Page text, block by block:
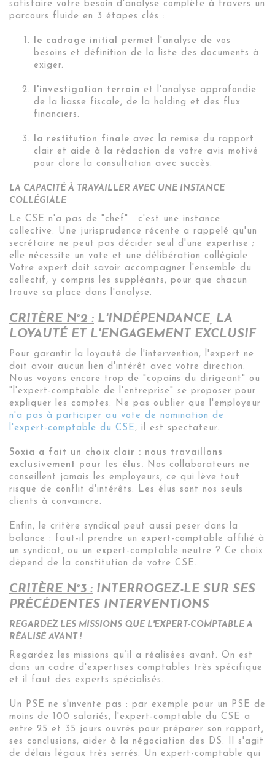
satisfaire votre besoin d'analyse complète à travers un
parcours fluide en 3 étapes clés :
le cadrage initial permet l'analyse de vos
besoins et définition de la liste des documents à
exiger.
l'investigation terrain et l'analyse approfondie
de la liasse fiscale, de la holding et des flux
financiers.
la restitution finale avec la remise du rapport
clair et aide à la rédaction de votre avis motivé
pour clore la consultation avec succès.
LA CAPACITÉ À TRAVAILLER AVEC UNE INSTANCE
COLLÉGIALE
Le CSE n'a pas de "chef" : c'est une instance
collective . Une jurisprudence récente a rappelé qu'un
secrétaire ne peut pas décider seul d'une expertise ;
elle nécessite un vote et une délibération collégiale .
Votre expert doit savoir accompagner l'ensemble du
collectif, y compris les suppléants, pour que chacun
trouve sa place dans l'analyse .
CRITÈRE N°2 : L'INDÉPENDANCE, LA
LOYAUTÉ ET L'ENGAGEMENT EXCLUSIF
Pour garantir la loyauté de l'intervention, l'expert ne
doit avoir aucun lien d'intérêt avec votre direction.
Nous voyons encore trop de "copains du dirigeant" ou
"l'expert-comptable de l'entreprise" se proposer pour
expliquer les comptes. Ne pas oublier que l'employeur
n'a pas à participer au vote de nomination de
l'expert-comptable du CSE , il est spectateur.
Soxia a fait un choix clair : nous travaillons
exclusivement pour les élus. Nos collaborateurs ne
conseillent jamais les employeurs, ce qui lève tout
risque de conflit d'intérêts. Les élus sont nos seuls
clients à convaincre.
Enfin, le critère syndical peut aussi peser dans la
balance : faut-il prendre un expert-comptable affilié à
un syndicat, ou un expert-comptable neutre ? Ce choix
dépend de la constitution de votre CSE.
CRITÈRE N°3 : INTERROGEZ-LE SUR SES
PRÉCÉDENTES INTERVENTIONS
REGARDEZ LES MISSIONS QUE L'EXPERT-COMPTABLE A
RÉALISÉ AVANT !
Regardez les missions qu’il a réalisées avant. On est
dans un cadre d'expertises comptables très spécifique
et il faut des experts spécialisés.
Un PSE ne s'invente pas : par exemple pour un PSE de
moins de 100 salariés, l'expert-comptable du CSE a
entre 25 et 35 jours ouvrés pour préparer son rapport,
ses conclusions, aider à la négociation des DS. Il s'agit
de délais légaux très serrés. Un expert-comptable qui